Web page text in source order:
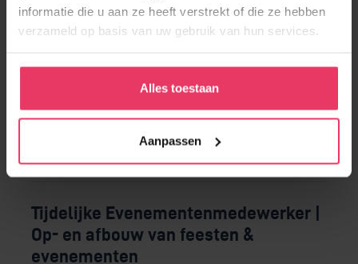
informatie die u aan ze heeft verstrekt of die ze hebben
verzameld op basis van uw gebruik van hun services.
Alles toestaan
Aanpassen
Terreinmedewerker Metaalrecycling |
Heftruckchauffeur / Kraanmachinist
Werving & Selectie
Tijdelijke Evenementenmedewerker |
Op- en afbouw van feesten &
evenementen